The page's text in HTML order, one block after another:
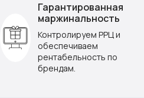
Гарантированная
маржинальность
Контролируем РРЦ и
обеспечиваем
рентабельность по
брендам.